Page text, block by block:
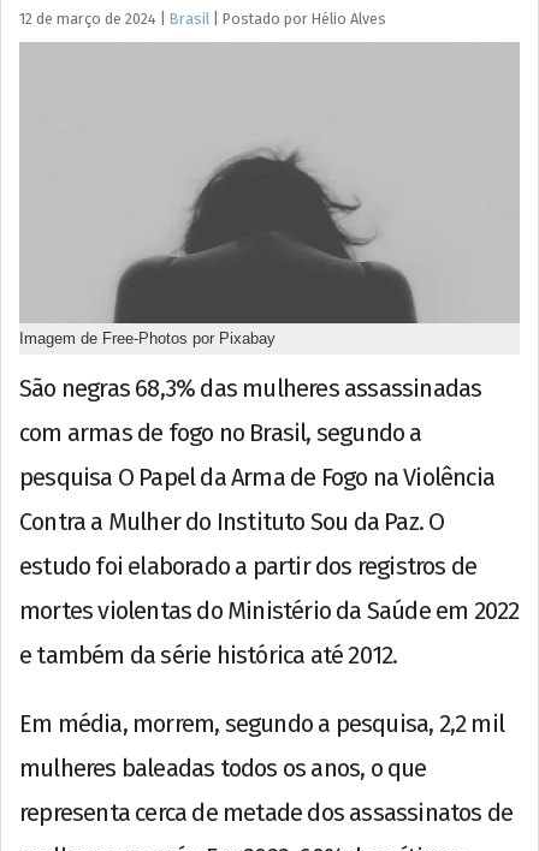
12 de março de 2024 Brasil Postado por Hélio Alves
Imagem de Free-Photos por Pixabay
São negras 68,3% das mulheres assassinadas
com armas de fogo no Brasil, segundo a
pesquisa O Papel da Arma de Fogo na Violência
Contra a Mulher do Instituto Sou da Paz. O
estudo foi elaborado a partir dos registros de
mortes violentas do Ministério da Saúde em 2022
e também da série histórica até 2012.
Em média, morrem, segundo a pesquisa, 2,2 mil
mulheres baleadas todos os anos, o que
representa cerca de metade dos assassinatos de